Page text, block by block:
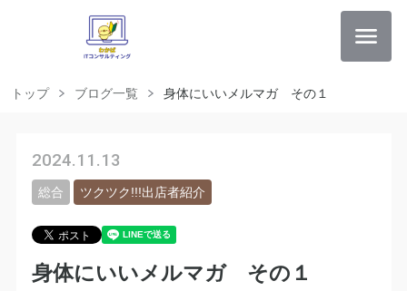
トップ ブログ一覧 身体にいいメルマガ その１
2024.11.13
総合 ツクツク!!!出店者紹介
身体にいいメルマガ その１